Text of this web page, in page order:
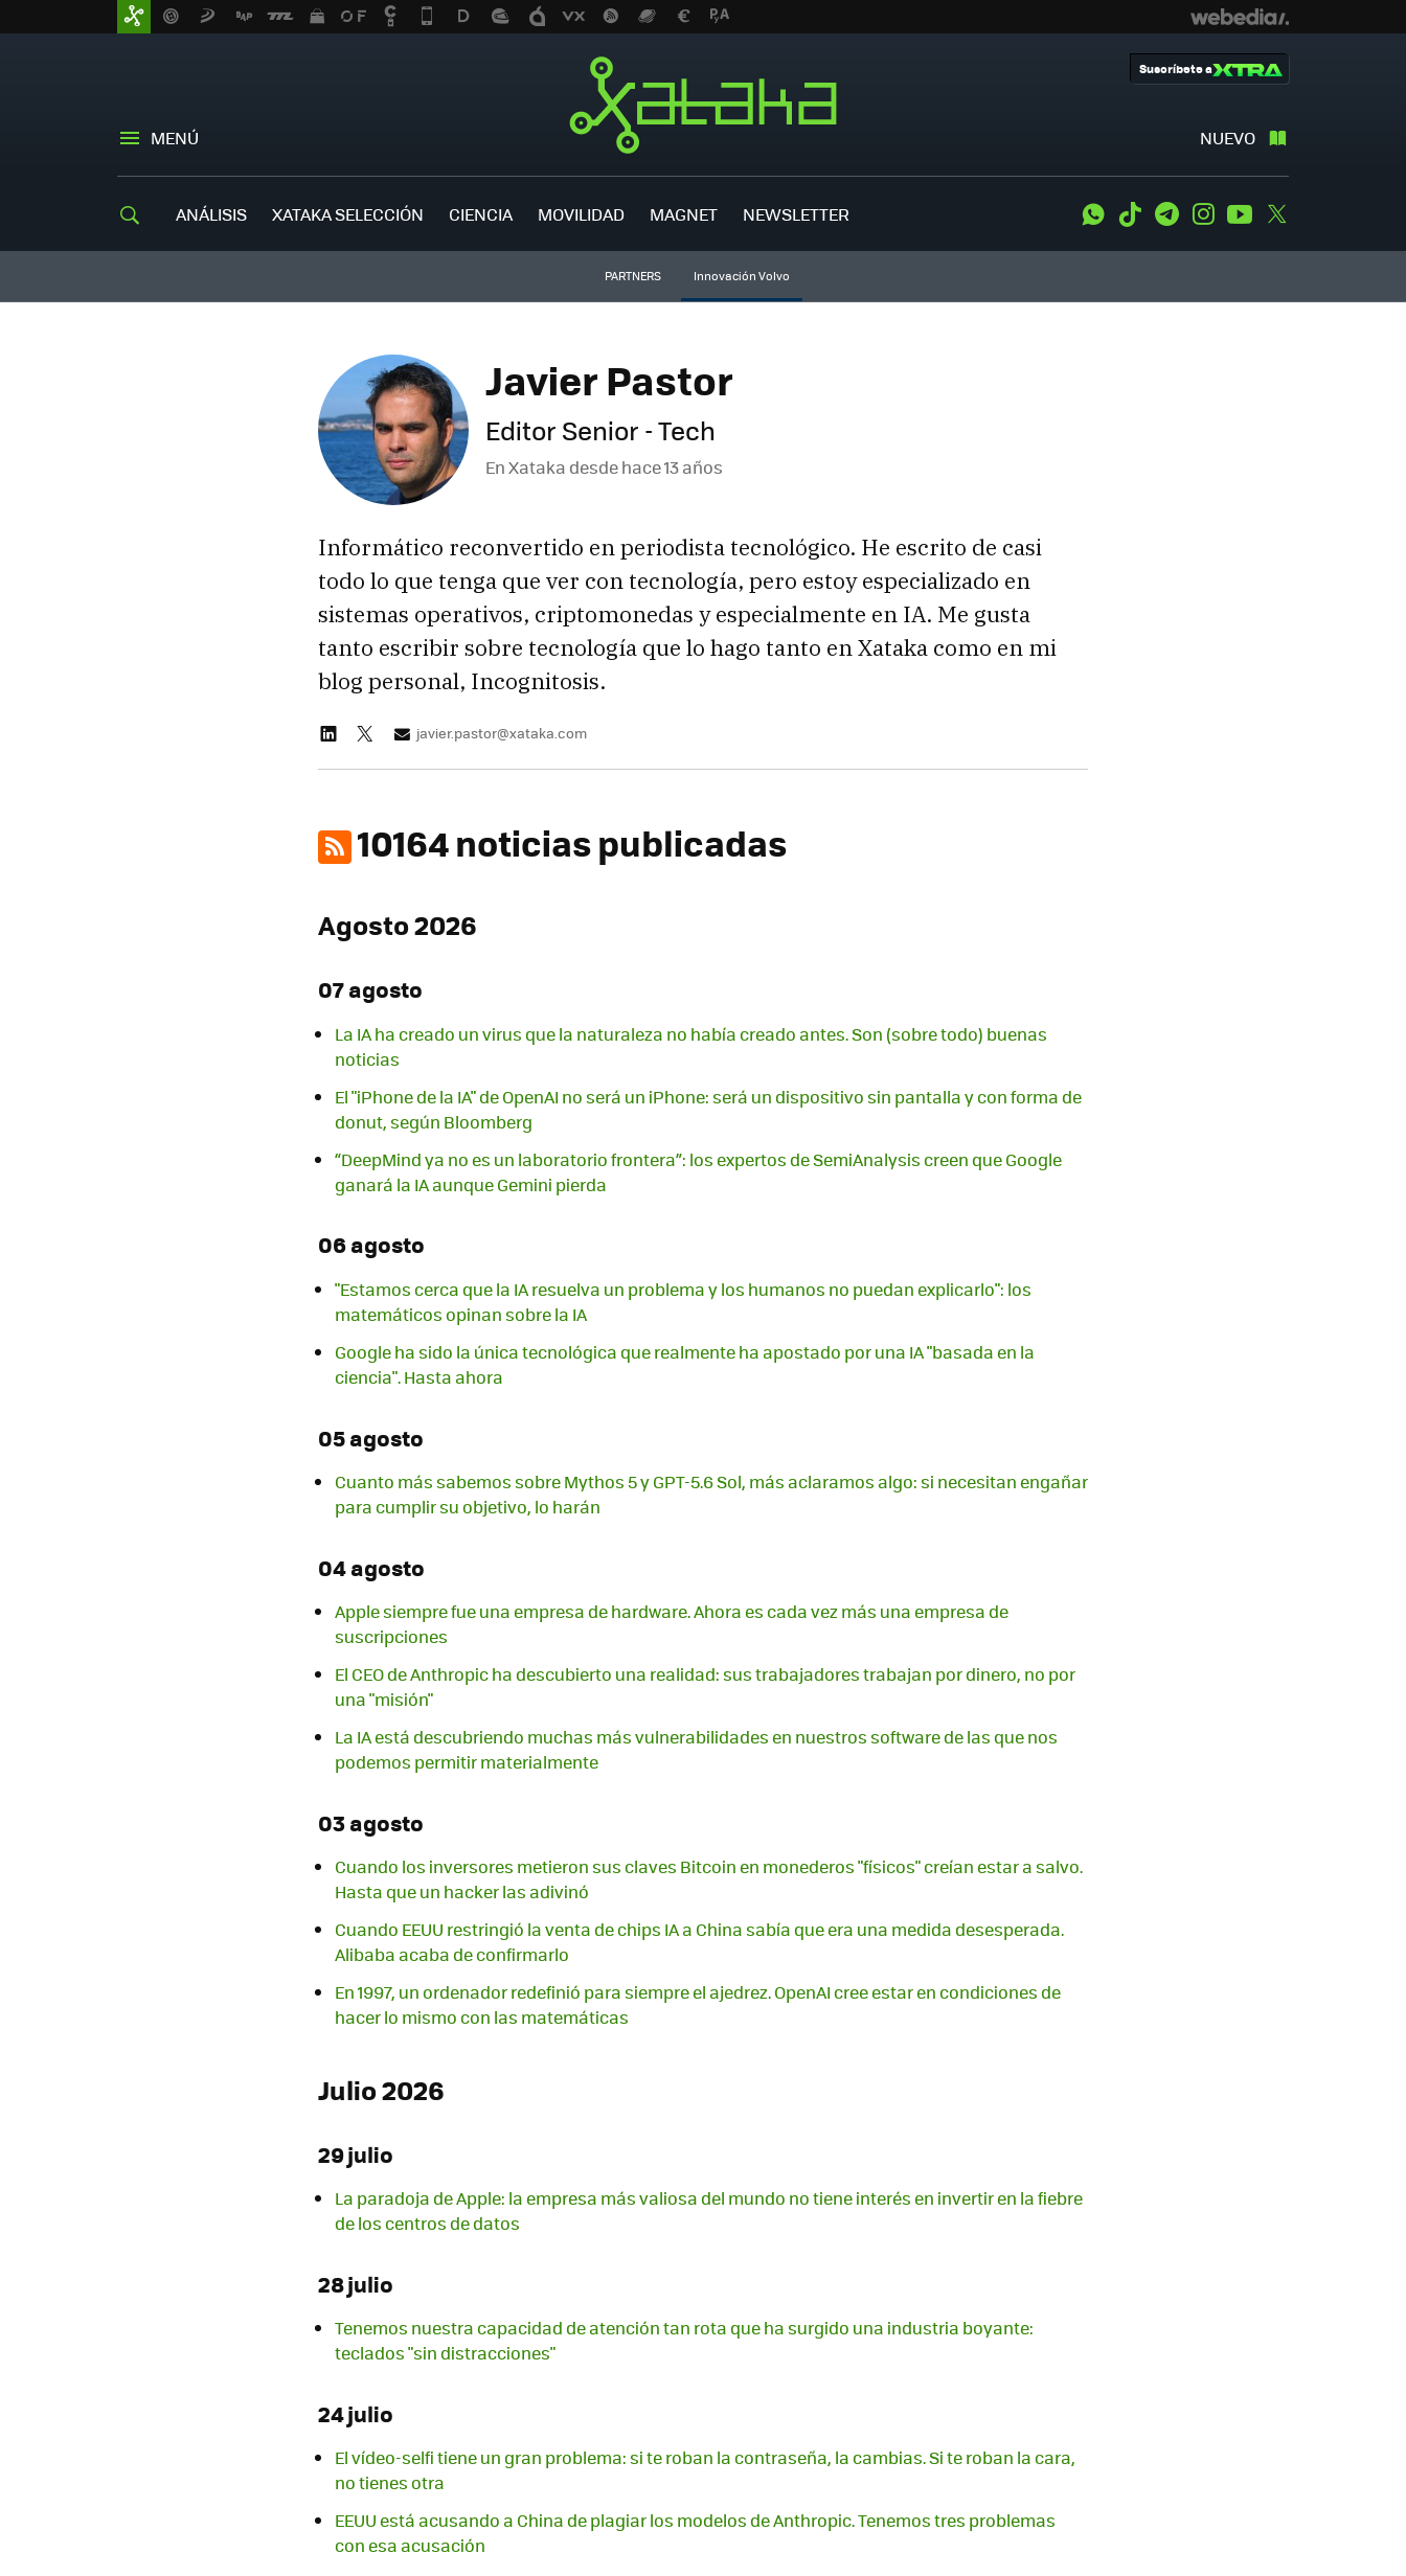
MENÚ NUEVO
Suscríbete a
ANÁLISIS XATAKA SELECCIÓN CIENCIA MOVILIDAD MAGNET NEWSLETTER WhatsApp
Tiktok TelegramInstagramYoutube
PARTNERS Innovación Volvo
Javier Pastor
Editor Senior - Tech
En Xataka desdehace 13 años
Informático reconvertido en periodista tecnológico. He escrito de casi
todo lo que tenga que ver con tecnología, pero estoy especializado en
sistemas operativos, criptomonedas y especialmente en IA. Me gusta
tanto escribir sobre tecnología que lo hago tanto en Xataka como en mi
blog personal, Incognitosis.
javier.pastor@xataka.com
10164 noticias publicadas
Agosto 2026
07 agosto
La IA ha creado un virus que la naturaleza no había creado antes. Son (sobre todo) buenas
noticias
El "iPhone de la IA" de OpenAI no será un iPhone: será un dispositivo sin pantalla y con forma de
donut, según Bloomberg
“DeepMind ya no es un laboratorio frontera”: los expertos de SemiAnalysis creen que Google
ganará la IA aunque Gemini pierda
06 agosto
"Estamos cerca que la IA resuelva un problema y los humanos no puedan explicarlo": los
matemáticos opinan sobre la IA
Google ha sido la única tecnológica que realmente ha apostado por una IA "basada en la
ciencia". Hasta ahora
05 agosto
Cuanto más sabemos sobre Mythos 5 y GPT-5.6 Sol, más aclaramos algo: si necesitan engañar
para cumplir su objetivo, lo harán
04 agosto
Apple siempre fue una empresa de hardware. Ahora es cada vez más una empresa de
suscripciones
El CEO de Anthropic ha descubierto una realidad: sus trabajadores trabajan por dinero, no por
una "misión"
La IA está descubriendo muchas más vulnerabilidades en nuestros software de las que nos
podemos permitir materialmente
03 agosto
Cuando los inversores metieron sus claves Bitcoin en monederos "físicos" creían estar a salvo.
Hasta que un hacker las adivinó
Cuando EEUU restringió la venta de chips IA a China sabía que era una medida desesperada.
Alibaba acaba de confirmarlo
En 1997, un ordenador redefinió para siempre el ajedrez. OpenAI cree estar en condiciones de
hacer lo mismo con las matemáticas
Julio 2026
29 julio
La paradoja de Apple: la empresa más valiosa del mundo no tiene interés en invertir en la fiebre
de los centros de datos
28 julio
Tenemos nuestra capacidad de atención tan rota que ha surgido una industria boyante:
teclados "sin distracciones"
24 julio
El vídeo-selfi tiene un gran problema: si te roban la contraseña, la cambias. Si te roban la cara,
no tienes otra
EEUU está acusando a China de plagiar los modelos de Anthropic. Tenemos tres problemas
con esa acusación